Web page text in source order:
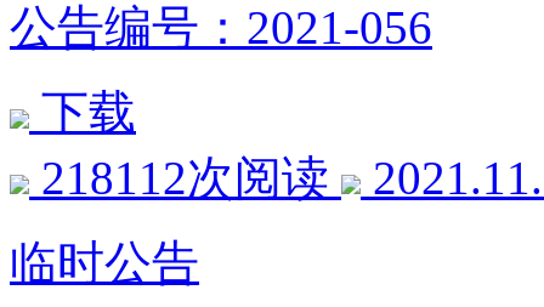
公告编号：2021-056
下载
218112次阅读
临时公告